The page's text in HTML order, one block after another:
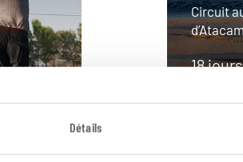
Détails
Circuit
18